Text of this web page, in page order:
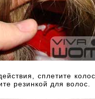
сплетите
резинкой для волос.